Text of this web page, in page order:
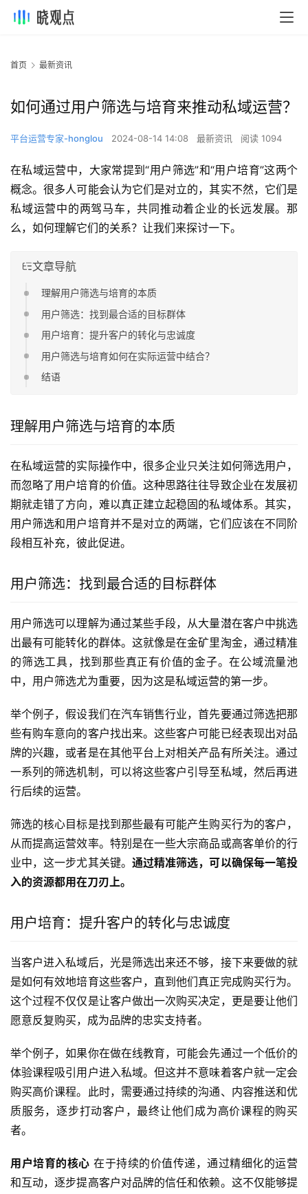
首页 最新资讯
如何通过用户筛选与培育来推动私域运营？
平台运营专家-honglou 2024-08-14 14:08 最新资讯 阅读 1094
在私域运营中，大家常提到“用户筛选”和“用户培育”这两个
概念。很多人可能会认为它们是对立的，其实不然，它们是
私域运营中的两驾马车，共同推动着企业的长远发展。那
么，如何理解它们的关系？让我们来探讨一下。
文章导航
理解用户筛选与培育的本质
用户筛选：找到最合适的目标群体
用户培育：提升客户的转化与忠诚度
用户筛选与培育如何在实际运营中结合？
结语
理解用户筛选与培育的本质
在私域运营的实际操作中，很多企业只关注如何筛选用户，
而忽略了用户培育的价值。这种思路往往导致企业在发展初
期就走错了方向，难以真正建立起稳固的私域体系。其实，
用户筛选和用户培育并不是对立的两端，它们应该在不同阶
段相互补充，彼此促进。
用户筛选：找到最合适的目标群体
用户筛选可以理解为通过某些手段，从大量潜在客户中挑选
出最有可能转化的群体。这就像是在金矿里淘金，通过精准
的筛选工具，找到那些真正有价值的金子。在公域流量池
中，用户筛选尤为重要，因为这是私域运营的第一步。
举个例子，假设我们在汽车销售行业，首先要通过筛选把那
些有购车意向的客户找出来。这些客户可能已经表现出对品
牌的兴趣，或者是在其他平台上对相关产品有所关注。通过
一系列的筛选机制，可以将这些客户引导至私域，然后再进
行后续的运营。
筛选的核心目标是找到那些最有可能产生购买行为的客户，
从而提高运营效率。特别是在一些大宗商品或高客单价的行
业中，这一步尤其关键。 通过精准筛选，可以确保每一笔投
入的资源都用在刀刃上。
用户培育：提升客户的转化与忠诚度
当客户进入私域后，光是筛选出来还不够，接下来要做的就
是如何有效地培育这些客户，直到他们真正完成购买行为。
这个过程不仅仅是让客户做出一次购买决定，更是要让他们
愿意反复购买，成为品牌的忠实支持者。
举个例子，如果你在做在线教育，可能会先通过一个低价的
体验课程吸引用户进入私域。但这并不意味着客户就一定会
购买高价课程。此时，需要通过持续的沟通、内容推送和优
质服务，逐步打动客户，最终让他们成为高价课程的购买
者。
用户培育的核心 在于持续的价值传递，通过精细化的运营
和互动，逐步提高客户对品牌的信任和依赖。这不仅能够提